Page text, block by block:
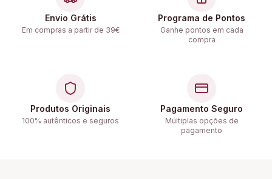
Envio Grátis
Em compras a partir de 39€
Programa de Pontos
Ganhe pontos em cada
compra
Produtos Originais
100% autênticos e seguros
Pagamento Seguro
Múltiplas opções de
pagamento